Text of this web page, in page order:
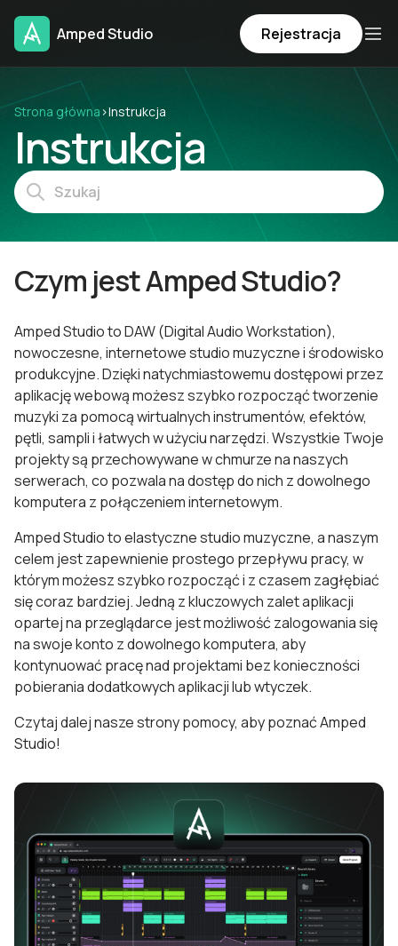
Amped Studio Rejestracja
Strona główna ›Instrukcja
Instrukcja
Czym jest Amped Studio?
Amped Studio to DAW (Digital Audio Workstation),
nowoczesne, internetowe studio muzyczne i środowisko
produkcyjne. Dzięki natychmiastowemu dostępowi przez
aplikację webową możesz szybko rozpocząć tworzenie
muzyki za pomocą wirtualnych instrumentów, efektów,
pętli, sampli i łatwych w użyciu narzędzi. Wszystkie Twoje
projekty są przechowywane w chmurze na naszych
serwerach, co pozwala na dostęp do nich z dowolnego
komputera z połączeniem internetowym.
Amped Studio to elastyczne studio muzyczne, a naszym
celem jest zapewnienie prostego przepływu pracy, w
którym możesz szybko rozpocząć i z czasem zagłębiać
się coraz bardziej. Jedną z kluczowych zalet aplikacji
opartej na przeglądarce jest możliwość zalogowania się
na swoje konto z dowolnego komputera, aby
kontynuować pracę nad projektami bez konieczności
pobierania dodatkowych aplikacji lub wtyczek.
Czytaj dalej nasze strony pomocy, aby poznać Amped
Studio!